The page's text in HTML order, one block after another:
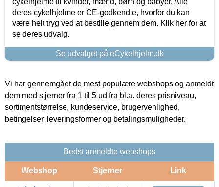
cykelhjelme til kvinder, mænd, børn og babyer. Alle
deres cykelhjelme er CE-godkendte, hvorfor du kan
være helt tryg ved at bestille gennem dem. Klik her for at
se deres udvalg.
Se udvalget på eCykelhjelm.dk
Vi har gennemgået de mest populære webshops og anmeldt
dem med stjerner fra 1 til 5 ud fra bl.a. deres prisniveau,
sortimentstørrelse, kundeservice, brugervenlighed,
betingelser, leveringsformer og betalingsmuligheder.
Bedst anmeldte webshops
Webshop Stjerner Link